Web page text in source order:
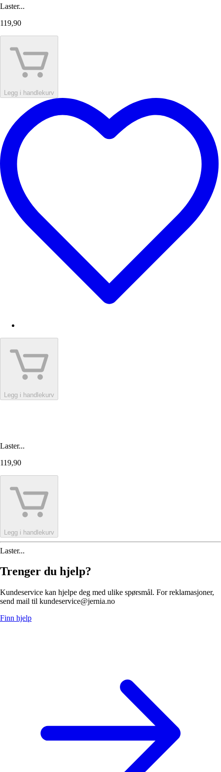
Laster...
119,90
Legg i handlekurv
Legg i handlekurv
Laster...
119,90
Legg i handlekurv
Laster...
Trenger du hjelp?
Kundeservice kan hjelpe deg med ulike spørsmål. For reklamasjoner,
send mail til kundeservice@jernia.no
Finn hjelp